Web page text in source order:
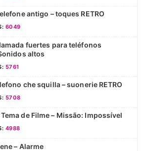
antigo – toques RETRO
6049
fuertes para teléfonos
altos
5761
che squilla – suonerie RETRO
5708
de Filme – Missão: Impossível
4988
– Alarme